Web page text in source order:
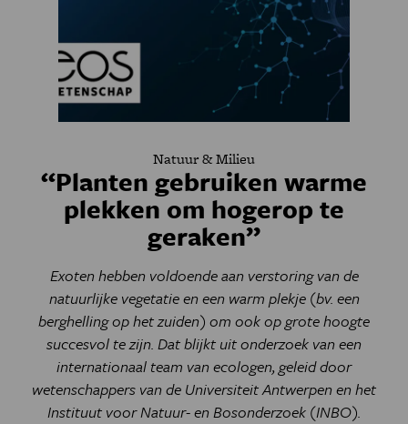
Natuur & Milieu
“Planten gebruiken warme
plekken om hogerop te
geraken”
Exoten hebben voldoende aan verstoring van de
natuurlijke vegetatie en een warm plekje (bv. een
berghelling op het zuiden) om ook op grote hoogte
succesvol te zijn. Dat blijkt uit onderzoek van een
internationaal team van ecologen, geleid door
wetenschappers van de Universiteit Antwerpen en het
Instituut voor Natuur- en Bosonderzoek (INBO).